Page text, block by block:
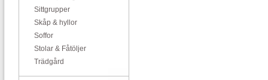
Sittgrupper
Skåp & hyllor
Soffor
Stolar & Fåtöljer
Trädgård